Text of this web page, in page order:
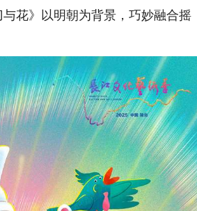
花》以明朝为背景，巧妙融合摇